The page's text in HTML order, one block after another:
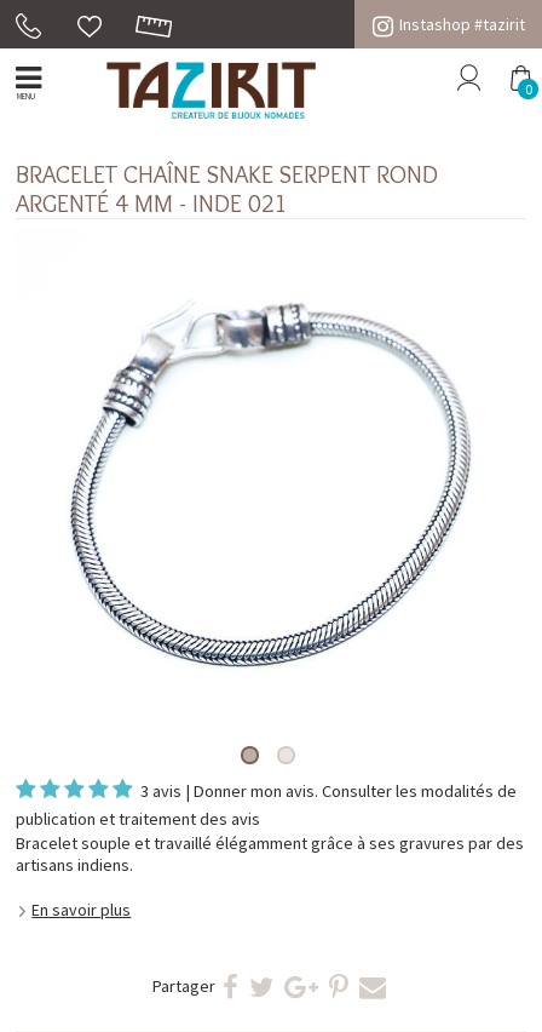
Instashop #tazirit
MENU 0
BRACELET CHAÎNE SNAKE SERPENT ROND
ARGENTÉ 4 MM - INDE 021
3 avis |Donner mon avis. Consulter lesmodalités de
publication et traitement des avis
Bracelet souple et travaillé élégamment grâce à ses gravures par des
artisans indiens.
En savoir plus
Partager